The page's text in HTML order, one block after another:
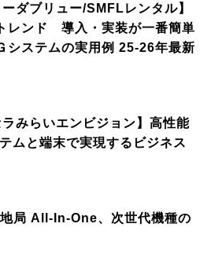
ダブリュー/SMFLレンタル】
レンド 導入・実装が一番簡単
システムの実用例 25-26年最新
ラみらいエンビジョン】高性能
ムと端末で実現するビジネス
地局 All-In-One、次世代機種の